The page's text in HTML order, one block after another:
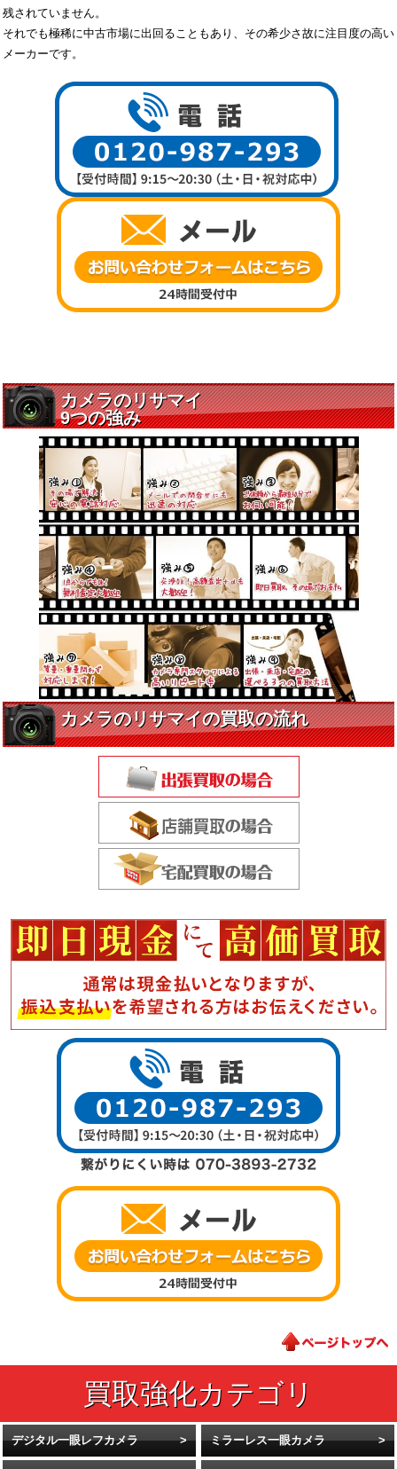
残されていません。
それでも極稀に中古市場に出回ることもあり、その希少さ故に注目度の高い
メーカーです。
デジタル一眼レフカメラ ミラーレス一眼カメラ